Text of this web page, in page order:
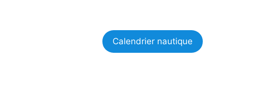
Calendrier nautique